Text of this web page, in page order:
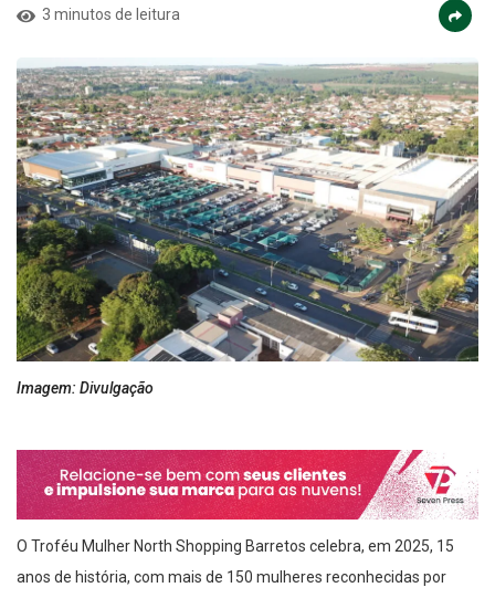
3 minutos de leitura
Imagem: Divulgação
O Troféu Mulher North Shopping Barretos celebra, em 2025, 15
anos de história, com mais de 150 mulheres reconhecidas por